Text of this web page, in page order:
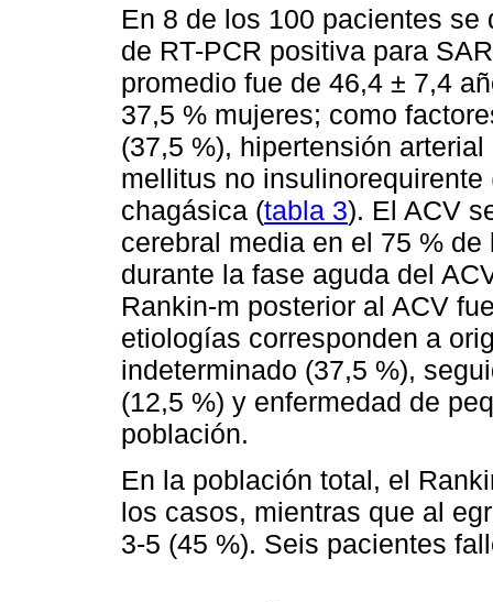
En 8 de los 100 pacientes
de RT-PCR positiva para
promedio fue de 46,4 ± 7,4
37,5 % mujeres; como
(37,5 %), hipertensión
mellitus no
chagásica (tabla 3). El ACV
cerebral media en el 75 %
durante la fase aguda del
Rankin-m posterior al ACV
etiologías corresponden a
indeterminado (37,5 %),
(12,5 %) y enfermedad de
población.
En la población total, el
los casos, mientras que al
3-5 (45 %). Seis pacientes